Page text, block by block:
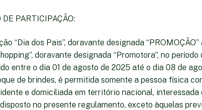
DE PARTICIPAÇÃO:
“Dia dos Pais”, doravante designada
doravante designada “Promotora”, no
entre o dia 01 de agosto de 2025 até o dia 08 de
de brindes, é permitida somente a pessoa física
e domiciliada em território nacional,
no presente regulamento, exceto àquelas